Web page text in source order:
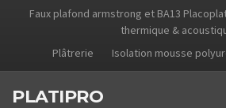
Faux plafond armstrong et BA13
thermique &
Plâtrerie
Isolation mousse
PLATIPRO